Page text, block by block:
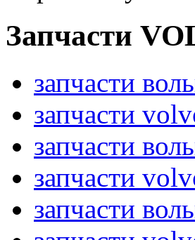
Запчасти
запчасти
запчасти
запчасти
запчасти
запчасти